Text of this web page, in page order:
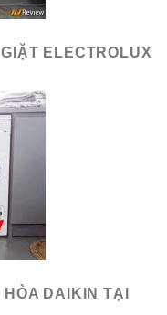
ELECTROLUX
DAIKIN TẠI